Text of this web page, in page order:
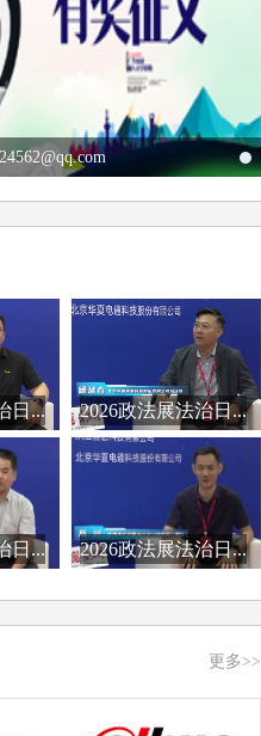
日... 2026政法展法治日...
日... 2026政法展法治日...
更多>>